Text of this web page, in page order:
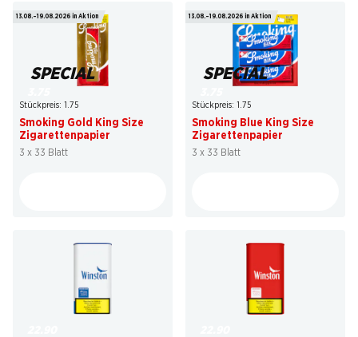
13.08.–19.08.2026 in Aktion
SPECIAL
Stückpreis: 1.75
Smoking Gold King Size
Zigarettenpapier
3 x 33 Blatt
13.08.–19.08.2026 in Aktion
SPECIAL
Stückpreis: 1.75
Smoking Blue King Size
Zigarettenpapier
3 x 33 Blatt